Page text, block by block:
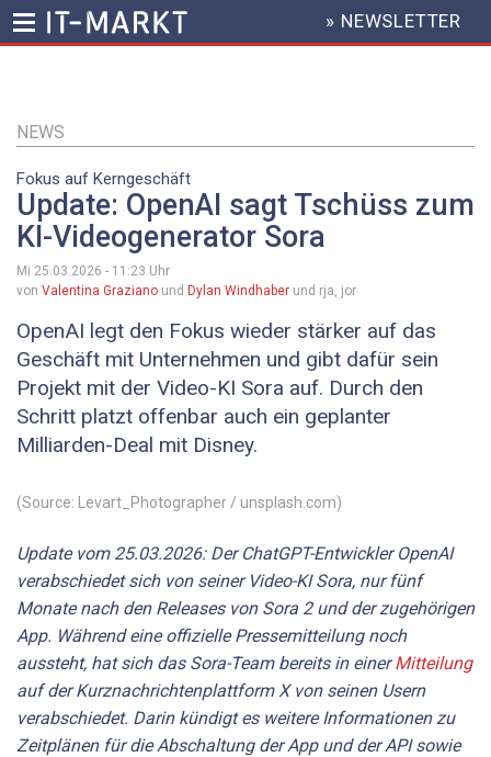
Inhalt
HEADER
MENU
» NEWSLETTER
NEWS
Fokus auf Kerngeschäft
Update: OpenAI sagt Tschüss zum
KI-Videogenerator Sora
Mi 25.03.2026 - 11:23 Uhr
von Valentina Graziano und Dylan Windhaber und rja, jor
OpenAI legt den Fokus wieder stärker auf das
Geschäft mit Unternehmen und gibt dafür sein
Projekt mit der Video-KI Sora auf. Durch den
Schritt platzt offenbar auch ein geplanter
Milliarden-Deal mit Disney.
(Source: Levart_Photographer / unsplash.com)
Update vom 25.03.2026: Der ChatGPT-Entwickler OpenAI
verabschiedet sich von seiner Video-KI Sora, nur fünf
Monate nach den Releases von Sora 2 und der zugehörigen
App. Während eine offizielle Pressemitteilung noch
aussteht, hat sich das Sora-Team bereits in einerMitteilung
auf der Kurznachrichtenplattform X von seinen Usern
verabschiedet. Darin kündigt es weitere Informationen zu
Zeitplänen für die Abschaltung der App und der API sowie